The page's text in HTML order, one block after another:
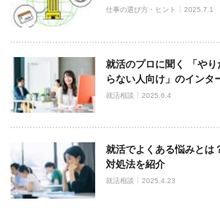
仕事の選び方・ヒント 2025.7.1
就活のプロに聞く 「や
らない人向け」のインタ
就活相談 2025.6.4
就活でよくある悩みとは
対処法を紹介
就活相談 2025.4.23